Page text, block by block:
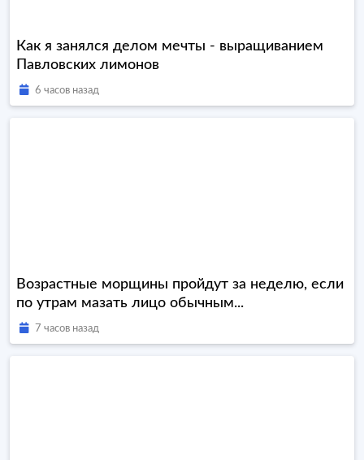
Как я занялся делом мечты - выращиванием
Павловских лимонов
6 часов назад
Возрастные морщины пройдут за неделю, если
по утрам мазать лицо обычным...
7 часов назад